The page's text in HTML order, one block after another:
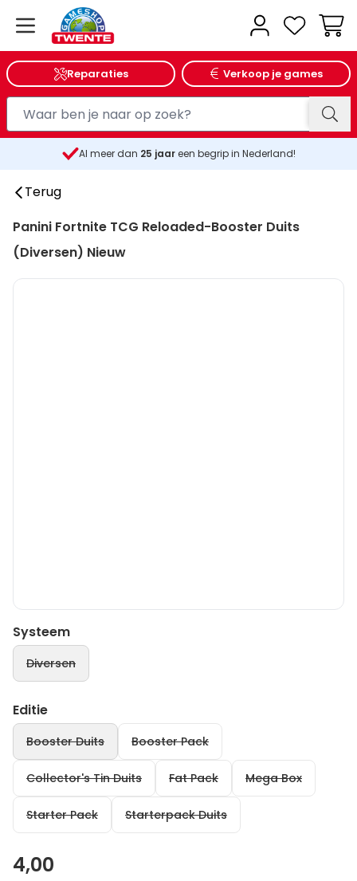
Reparaties Verkoop je games
Al meer dan 25 jaareen begrip in Nederland!
Terug
Panini Fortnite TCG Reloaded-Booster Duits
(Diversen) Nieuw
Systeem
Diversen
Editie
Booster Duits Booster Pack
Collector's Tin Duits Fat Pack Mega Box
Starter Pack Starterpack Duits
4,00